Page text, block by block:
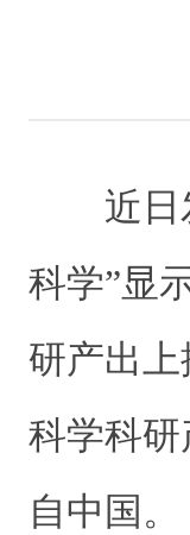
近日
科学”显
研产出上
科学科
自中国。